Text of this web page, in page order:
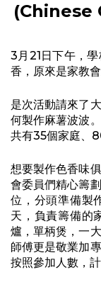
(Chinese
3月21日下午，
香，原來是家教
是次活動請來了
何製作麻薯波波
共有35個家庭、
想要製作色香味
會委員們精心籌
位，分頭準備製
天，負責籌備的
爐，單柄煲，一
師傅更是敬業加
按照參加人數，